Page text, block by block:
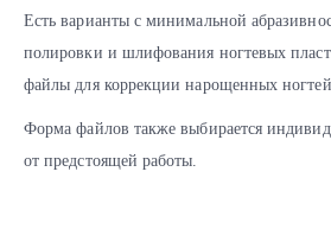
Есть варианты с минимальной
полировки и шлифования ногтевых
файлы для коррекции нарощенных
Форма файлов также выбирается
от предстоящей работы.